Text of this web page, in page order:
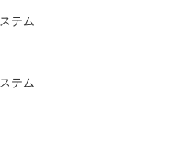
テム
テム